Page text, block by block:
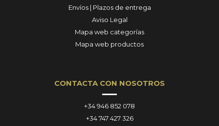
Envíos | Plazos de entrega
Aviso Legal
Mapa web categorías
Mapa web productos
CONTACTA CON NOSOTROS
+34 946 852 078
+34 747 427 326